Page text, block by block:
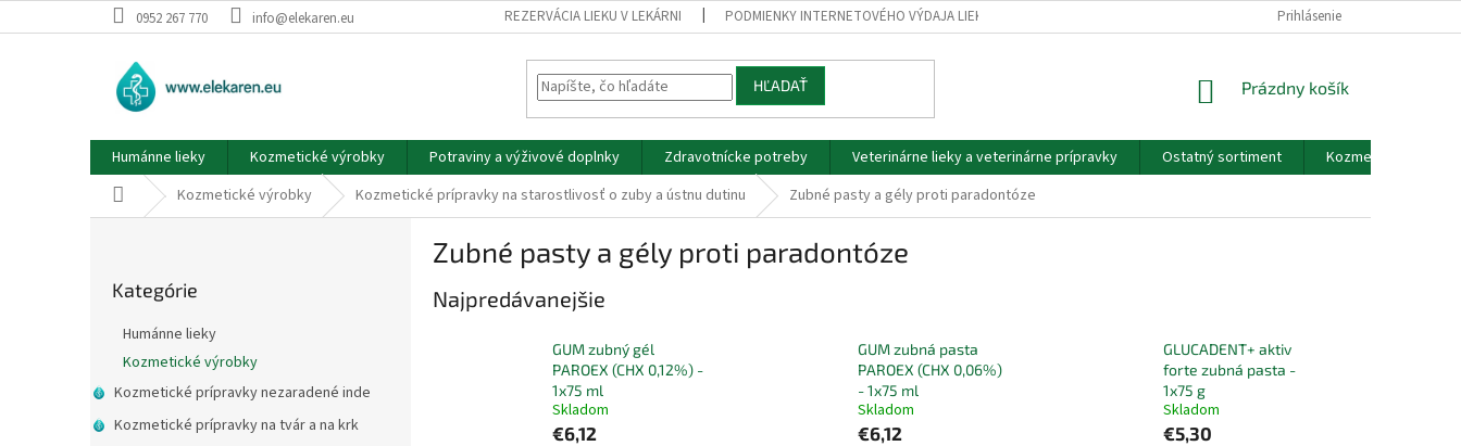
na
0952 267 770 info@elekaren.eu REZERVÁCIA LIEKU V LEKÁRNI PODMIENKY INTERNETOVÉHO VÝDAJA LIEKOV A ZDRAVOTNÍCKYCH POMÔCOK A VOP GDPR - PODMIENKY
Prihlásenie
HĽADAŤ
NÁKUPNÝ
Prázdny košík
Humánne lieky Kozmetické výrobky Potraviny a výživové doplnky Zdravotnícke potreby Veterinárne lieky a veterinárne prípravky Ostatný sortiment
Kozmetické výrobky
DomovKozmetické výrobky Kozmetické prípravky na starostlivosť o zuby a ústnu dutinu Zubné pasty a gély proti paradontóze
n
e
kategórie
Kategórie
Humánne lieky
Kozmetické výrobky
Kozmetické prípravky nezaradené inde
Kozmetické prípravky na tvár a na krk
Zubné pasty a gély proti paradontóze
Najpredávanejšie
GUM zubný gél
PAROEX (CHX 0,12%) -
1x75 ml
Skladom
€6,12
GUM zubná pasta
PAROEX (CHX 0,06%)
- 1x75 ml
Skladom
€6,12
GLUCADENT+ aktiv
forte zubná pasta -
1x75 g
Skladom
€5,30